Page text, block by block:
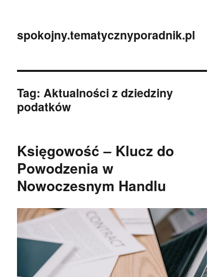
spokojny.tematycznyporadnik.pl
Tag:Aktualności z dziedziny
podatków
Księgowość – Klucz do
Powodzenia w
Nowoczesnym Handlu